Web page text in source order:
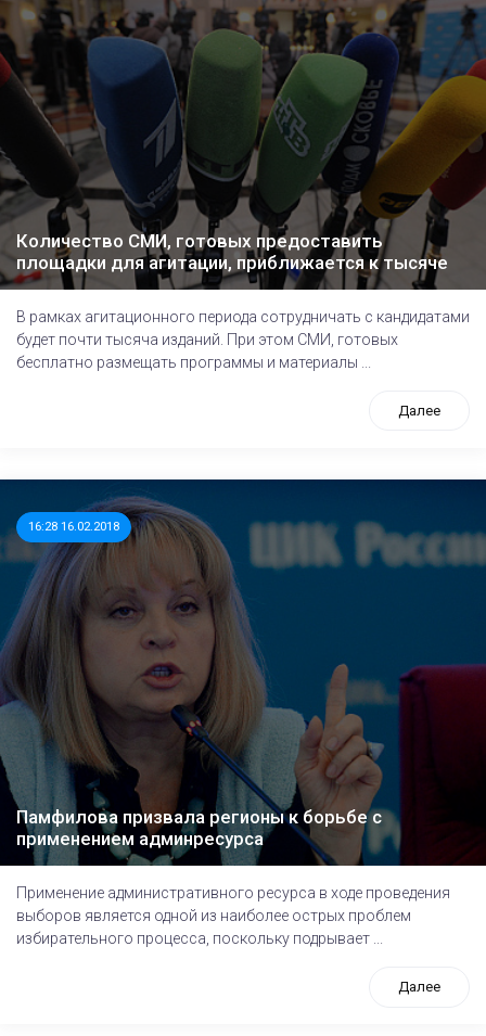
Количество СМИ, готовых предоставить
площадки для агитации, приближается к тысяче
В рамках агитационного периода сотрудничать с кандидатами
будет почти тысяча изданий. При этом СМИ, готовых
бесплатно размещать программы и материалы ...
Далее
16:28 16.02.2018
Памфилова призвала регионы к борьбе с
применением админресурса
Применение административного ресурса в ходе проведения
выборов является одной из наиболее острых проблем
избирательного процесса, поскольку подрывает ...
Далее